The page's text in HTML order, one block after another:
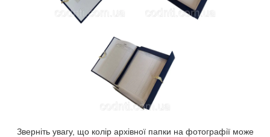
Зверніть увагу, що колір архівної папки на фотографії може